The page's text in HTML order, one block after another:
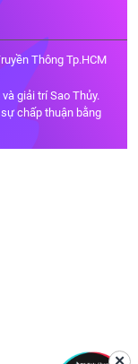
Thông Tp.HCM
giải trí Sao Thủy.
chấp thuận bằng